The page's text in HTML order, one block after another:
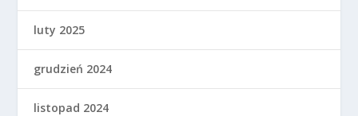
luty 2025
grudzień 2024
listopad 2024